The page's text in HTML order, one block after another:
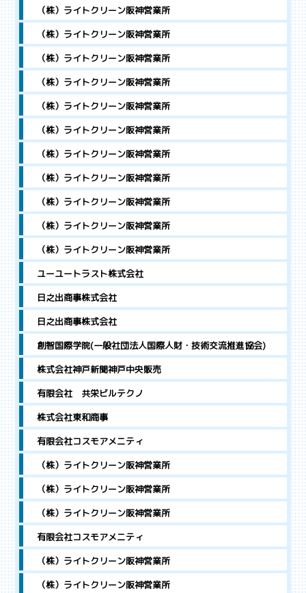
（株）ライトクリーン阪神営業所
（株）ライトクリーン阪神営業所
（株）ライトクリーン阪神営業所
（株）ライトクリーン阪神営業所
（株）ライトクリーン阪神営業所
（株）ライトクリーン阪神営業所
（株）ライトクリーン阪神営業所
（株）ライトクリーン阪神営業所
（株）ライトクリーン阪神営業所
（株）ライトクリーン阪神営業所
（株）ライトクリーン阪神営業所
ユーユートラスト株式会社
日之出商事株式会社
日之出商事株式会社
創智国際学院(一般社団法人国際人財・技術交流推進協会)
株式会社神戸新聞神戸中央販売
有限会社 共栄ビルテクノ
株式会社東和商事
有限会社コスモアメニティ
（株）ライトクリーン阪神営業所
（株）ライトクリーン阪神営業所
（株）ライトクリーン阪神営業所
有限会社コスモアメニティ
（株）ライトクリーン阪神営業所
（株）ライトクリーン阪神営業所